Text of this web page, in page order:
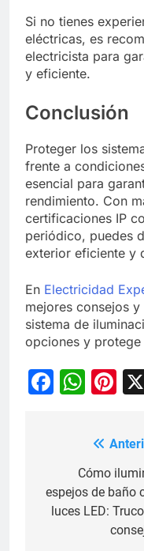
Si no tienes
eléctricas, es
electricista para
y eficiente.
Conclusión
Proteger los
frente a
esencial para
rendimiento. Con
certificaciones IP
periódico, puedes
exterior eficiente y
En Electricidad
mejores consejos
sistema de
opciones y
Navegación
entradas
Cómo
espejos de baño
luces LED: